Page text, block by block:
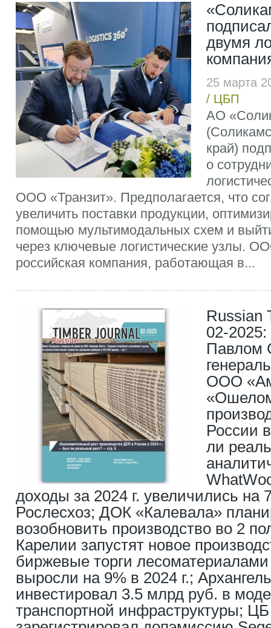
двумя
25 марта
/ ЦБП
АО
край)
о
ООО «Транзит». Предполагается, что
увеличить поставки продукции,
помощью мультимодальных схем и
через ключевые логистические узлы.
российская компания, работающая в...
Russian
02-
Павлом
ООО
России
ли
доходы за 2024 г. увеличились на
Рослесхоз; ДОК «Калевала»
возобновить производство во 2
Карелии запустят новое
биржевые торги
выросли на 9% в 2024 г.;
инвестировал 3.5 млрд руб. в
транспортной инфраструктуры;